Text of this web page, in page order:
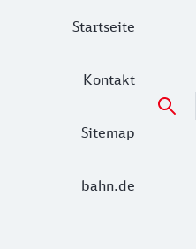
Startseite
Kontakt
Sitemap
bahn.de